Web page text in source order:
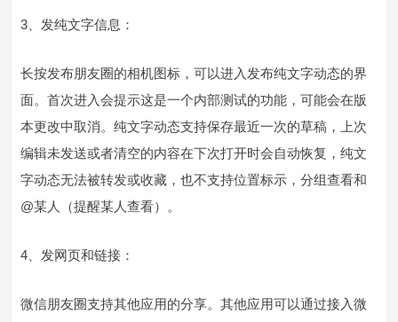
3、发纯文字信息：
长按发布朋友圈的相机图标，可以进入发布纯文字动态的界
面。首次进入会提示这是一个内部测试的功能，可能会在版
本更改中取消。纯文字动态支持保存最近一次的草稿，上次
编辑未发送或者清空的内容在下次打开时会自动恢复，纯文
字动态无法被转发或收藏，也不支持位置标示，分组查看和
@某人（提醒某人查看）。
4、发网页和链接：
微信朋友圈支持其他应用的分享。其他应用可以通过接入微